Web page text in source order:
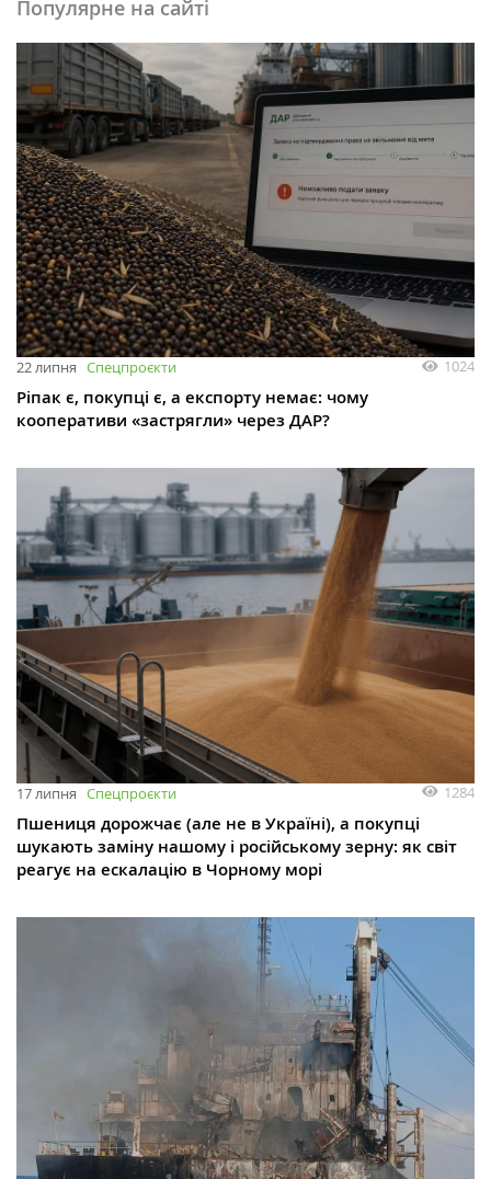
Популярне на сайті
22 липня Спецпроєкти 1024
Ріпак є, покупці є, а експорту немає: чому
кооперативи «застрягли» через ДАР?
17 липня Спецпроєкти 1284
Пшениця дорожчає (але не в Україні), а покупці
шукають заміну нашому і російському зерну: як світ
реагує на ескалацію в Чорному морі